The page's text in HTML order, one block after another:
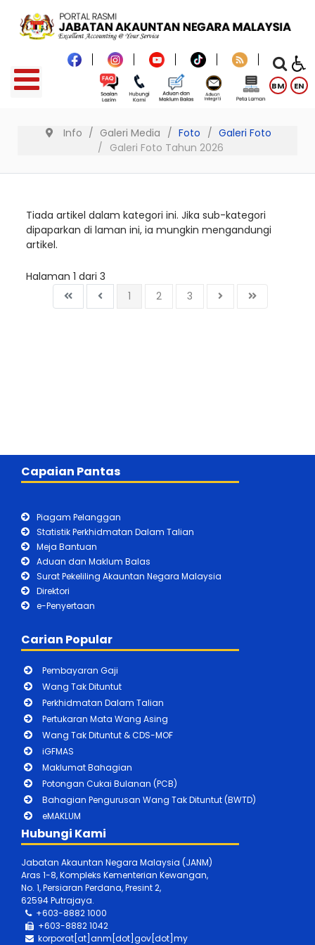
BM EN
Info Galeri Media Foto
Galeri Foto
Galeri Foto Tahun 2026
Tiada artikel dalam kategori ini. Jika sub-kategori
dipaparkan di laman ini, ia mungkin mengandungi
artikel.
Halaman 1 dari 3
1
2 3
Capaian Pantas
Piagam Pelanggan
Statistik Perkhidmatan Dalam Talian
Meja Bantuan
Aduan dan Maklum Balas
Surat Pekeliling Akauntan Negara Malaysia
Direktori
e-Penyertaan
Carian Popular
Pembayaran Gaji
Wang Tak Dituntut
Perkhidmatan Dalam Talian
Pertukaran Mata Wang Asing
Wang Tak Dituntut & CDS-MOF
iGFMAS
Maklumat Bahagian
Potongan Cukai Bulanan (PCB)
Bahagian Pengurusan Wang Tak Dituntut (BWTD)
eMAKLUM
Hubungi Kami
Jabatan Akauntan Negara Malaysia (JANM)
Aras 1-8, Kompleks Kementerian Kewangan,
No. 1, Persiaran Perdana, Presint 2,
62594 Putrajaya.
+603-8882 1000
+603-8882 1042
korporat[at]anm[dot]gov[dot]my